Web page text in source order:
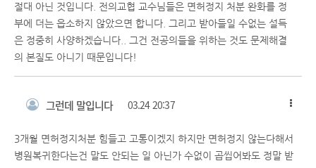
절대 아닌 것입니다. 전의교협 교수님들은 면허정지 처분 완화를 정
부에 더는 읍소하지 않았으면 합니다. 그리고 받아들일 수없는 설득
은 정중히 사양하겠습니다.. 그건 전공의들을 위하는 것도 문제해결
의 본질도 아니기 때문입니다!
그런데 말입니다 03.24 20:37
3개월 면허정지처분 힘들고 고통이겠지 하지만 면허정지 않는다해서
병원복귀한다는건 말도 안되는 일 아닌가 수없이 곱씹어봐도 정말 받